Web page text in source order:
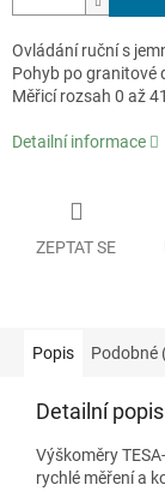
Ovládání ruční s
Pohyb po granitové
Měřicí rozsah 0 až
Detailní informace
ZEPTAT SE
Popis Podobné
Detailní
Výškoměry
rychlé měření a